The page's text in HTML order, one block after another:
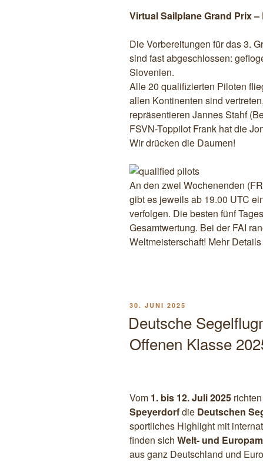
Virtual Sailplane Grand Prix –
Die Vorbereitungen für das 3.
sind fast abgeschlossen:
Slovenien.
Alle 20 qualifizierten Piloten
allen Kontinenten sind
repräsentieren Jannes Stahf
FSVN-Toppilot Frank hat die
Wir drücken die Daumen!
An den zwei Wochenenden
gibt es jeweils ab 19.00 UTC
verfolgen. Die besten fünf
Gesamtwertung. Bei der FAI
Weltmeisterschaft! Mehr
VERÖFFENTLICHT
30. JUNI 2025
Deutsche
Offenen Klasse
Vom 1. bis 12. Juli 2025
Speyerdorfdie Deutschen
sportliches Highlight mit
finden sich Welt- und
aus ganz Deutschland und